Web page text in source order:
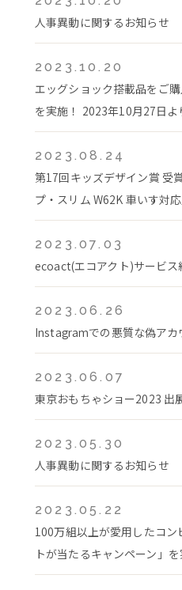
人事異動に関するお知らせ
2023.10.20
エッグショック搭載品をご
を実施！ 2023年10月27日よ
2023.08.24
第17回キッズデザイン賞 受
プ・スリム W62K 車いす対応
2023.07.03
ecoact(エコアクト)サービス
2023.06.26
Instagramでの悪質な偽アカ
2023.06.07
東京おもちゃショー2023 出
2023.05.30
人事異動に関するお知らせ
2023.05.22
100万組以上が愛用したコ
トが当たるキャンペーン」